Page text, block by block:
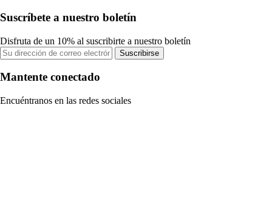
Suscríbete a nuestro boletín
Disfruta de un 10% al suscribirte a nuestro boletín
Suscribirse
Mantente conectado
Encuéntranos en las redes sociales